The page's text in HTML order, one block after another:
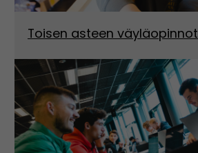
Toisen asteen väyläopinnot